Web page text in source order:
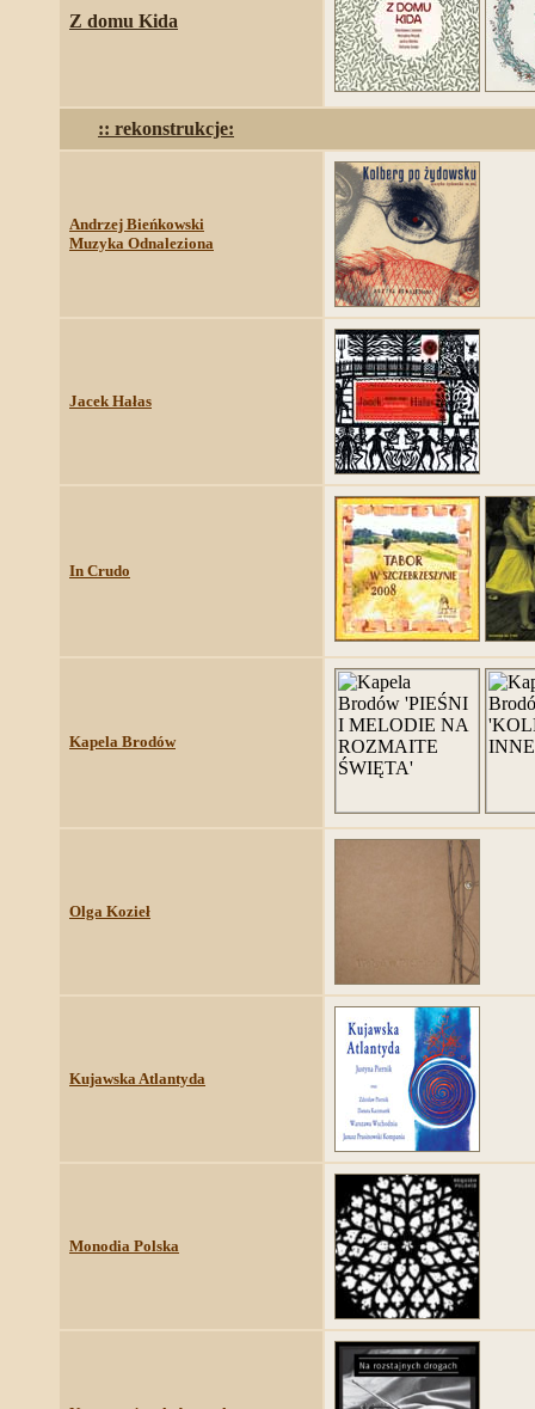
Z domu Kida
:: rekonstrukcje:
Andrzej Bieńkowski
Muzyka Odnaleziona
Jacek Hałas
In Crudo
Kapela Brodów
Olga Kozieł
Kujawska Atlantyda
Monodia Polska